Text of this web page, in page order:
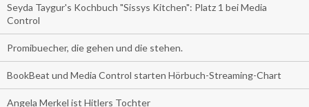
Seyda Taygur's Kochbuch "Sissys Kitchen": Platz 1 bei Media
Control
Promibuecher, die gehen und die stehen.
BookBeat und Media Control starten Hörbuch-Streaming-Chart
Angela Merkel ist Hitlers Tochter